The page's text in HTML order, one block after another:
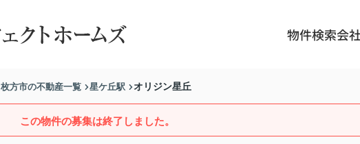
物件検索会
枚方市の不動産一覧 星ケ丘駅 オリジン星丘
この物件の募集は終了しました。